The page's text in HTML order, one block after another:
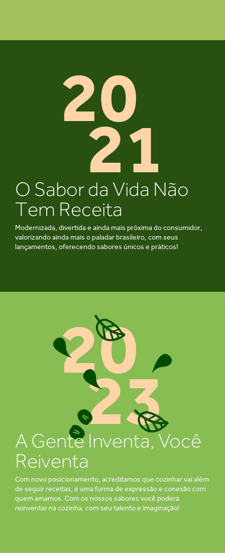
20
21
O Sabor da Vida Não
Tem Receita
Modernizada, divertida e ainda mais próxima do consumidor,
valorizando ainda mais o paladar brasileiro, com seus
lançamentos, oferecendo sabores únicos e práticos!
20
23
A Gente Inventa, Você
Reiventa
Com novo posicionamento, acreditamos que cozinhar vai além
de seguir receitas, é uma forma de expressão e conexão com
quem amamos. Com os nossos sabores você poderá
reinventar na cozinha, com seu talento e imaginação!